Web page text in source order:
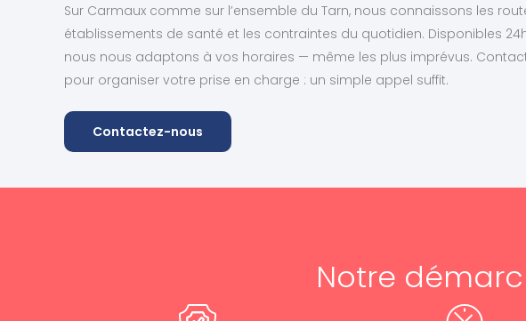
Sur Carmaux comme sur l’ensemble du Tarn, nous connaissons les
établissements de santé et les contraintes du quotidien. Disponibles
nous nous adaptons à vos horaires — même les plus imprévus.
pour organiser votre prise en charge : un simple appel suffit.
Contactez-nous
Notre